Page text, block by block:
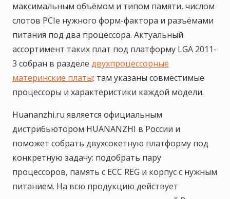
максимальным объёмом и типом памяти, числом
слотов PCIe нужного форм-фактора и разъёмами
питания под два процессора. Актуальный
ассортимент таких плат под платформу LGA 2011-
3 собран в разделе двухпроцессорные
материнские платы: там указаны совместимые
процессоры и характеристики каждой модели.
Huananzhi.ru является официальным
дистрибьютором HUANANZHI в России и
поможет собрать двухсокетную платформу под
конкретную задачу: подобрать пару
процессоров, память с ECC REG и корпус с нужным
питанием. На всю продукцию действует